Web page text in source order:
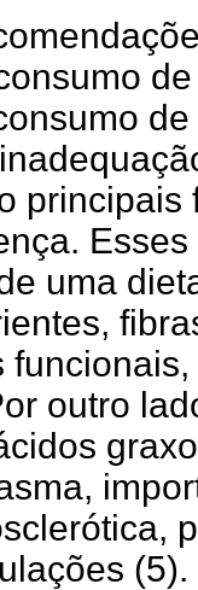
uma
outro
(5).